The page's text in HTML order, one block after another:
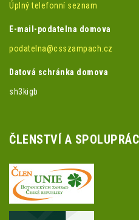
Úplný telefonní seznam
E-mail-podatelna domova
podatelna@csszampach.cz
Datová schránka domova
sh3kigb
ČLENSTVÍ A